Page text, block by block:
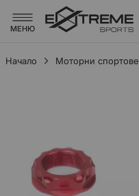
МЕНЮ
Начало Моторни спортове
изображенията